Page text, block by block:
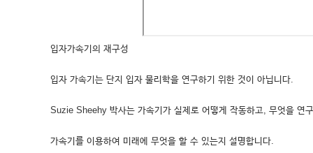
입자가속기의 재구성
입자 가속기는 단지 입자 물리학을 연구하기 위한 것이 아닙니다.
Suzie Sheehy 박사는 가속기가 실제로 어떻게 작동하고, 무엇을 연
가속기를 이용하여 미래에 무엇을 할 수 있는지 설명합니다.